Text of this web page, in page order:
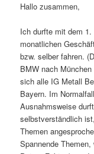
Hallo zusammen,
Ich durfte mit dem
monatlichen
bzw. selber fahren.
BMW nach
sich alle IG Metall
Bayern. Im
Ausnahmsweise
selbstverständlich
Themen
Spannende